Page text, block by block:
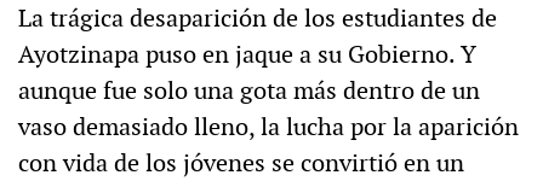
La trágica desaparición de los estudiantes de
Ayotzinapa puso en jaque a su Gobierno. Y
aunque fue solo una gota más dentro de un
vaso demasiado lleno, la lucha por la aparición
con vida de los jóvenes se convirtió en un